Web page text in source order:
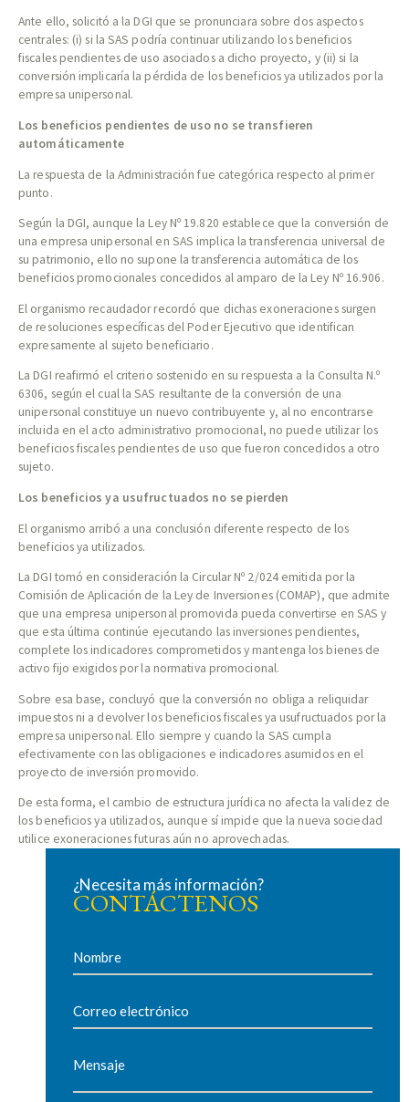
Ante ello, solicitó a la DGI que se pronunciara sobre dos aspectos
centrales: (i) si la SAS podría continuar utilizando los beneficios
fiscales pendientes de uso asociados a dicho proyecto, y (ii) si la
conversión implicaría la pérdida de los beneficios ya utilizados por la
empresa unipersonal.
Los beneficios pendientes de uso no se transfieren
automáticamente
La respuesta de la Administración fue categórica respecto al primer
punto.
Según la DGI, aunque la Ley Nº 19.820 establece que la conversión de
una empresa unipersonal en SAS implica la transferencia universal de
su patrimonio, ello no supone la transferencia automática de los
beneficios promocionales concedidos al amparo de la Ley Nº 16.906.
El organismo recaudador recordó que dichas exoneraciones surgen
de resoluciones específicas del Poder Ejecutivo que identifican
expresamente al sujeto beneficiario.
La DGI reafirmó el criterio sostenido en su respuesta a la Consulta N.º
6306, según el cual la SAS resultante de la conversión de una
unipersonal constituye un nuevo contribuyente y, al no encontrarse
incluida en el acto administrativo promocional, no puede utilizar los
beneficios fiscales pendientes de uso que fueron concedidos a otro
sujeto.
Los beneficios ya usufructuados no se pierden
El organismo arribó a una conclusión diferente respecto de los
beneficios ya utilizados.
La DGI tomó en consideración la Circular Nº 2/024 emitida por la
Comisión de Aplicación de la Ley de Inversiones (COMAP), que admite
que una empresa unipersonal promovida pueda convertirse en SAS y
que esta última continúe ejecutando las inversiones pendientes,
complete los indicadores comprometidos y mantenga los bienes de
activo fijo exigidos por la normativa promocional.
Sobre esa base, concluyó que la conversión no obliga a reliquidar
impuestos ni a devolver los beneficios fiscales ya usufructuados por la
empresa unipersonal. Ello siempre y cuando la SAS cumpla
efectivamente con las obligaciones e indicadores asumidos en el
proyecto de inversión promovido.
De esta forma, el cambio de estructura jurídica no afecta la validez de
los beneficios ya utilizados, aunque sí impide que la nueva sociedad
utilice exoneraciones futuras aún no aprovechadas.
¿Necesita más información?
CONTÁCTENOS